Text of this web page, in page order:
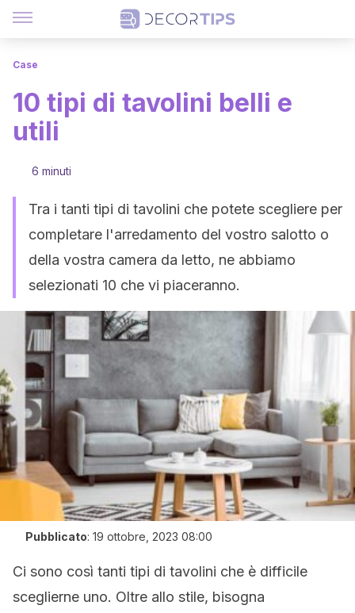
Case
10 tipi di tavolini belli e
utili
6 minuti
Tra i tanti tipi di tavolini che potete scegliere per
completare l'arredamento del vostro salotto o
della vostra camera da letto, ne abbiamo
selezionati 10 che vi piaceranno.
Pubblicato: 19 ottobre, 2023 08:00
Ci sono così tanti tipi di tavolini che è difficile
sceglierne uno. Oltre allo stile, bisogna